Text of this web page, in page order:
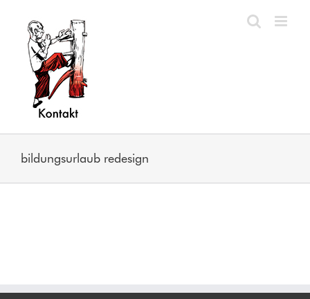
springen
bildungsurlaub redesign